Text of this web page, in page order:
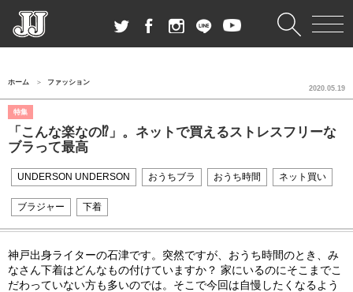
ホーム ファッション
特集
「こんな楽なの⁉︎」。ネットで買えるストレスフリーな
ブラって最高
2020.05.19
UNDERSON UNDERSON おうちブラ おうち時間 ネット買い
ブラジャー 下着
神戸出身ライターの石津です。突然ですが、おうち時間のとき、み
なさん下着はどんなもの付けていますか？ 家にいるのにそこまでこ
だわっていない方も多いのでは。そこで今回は自慢したくなるよう